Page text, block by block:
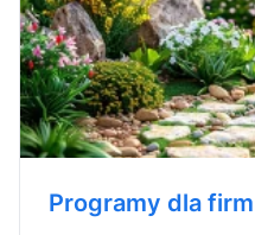
Programy dla firm